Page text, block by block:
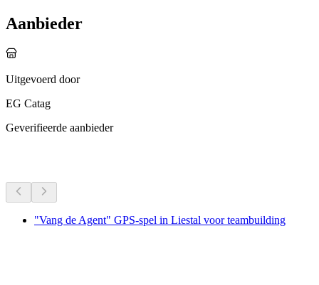
Aanbieder
Uitgevoerd door
EG Catag
Geverifieerde aanbieder
"Vang de Agent" GPS-spel in Liestal voor teambuilding